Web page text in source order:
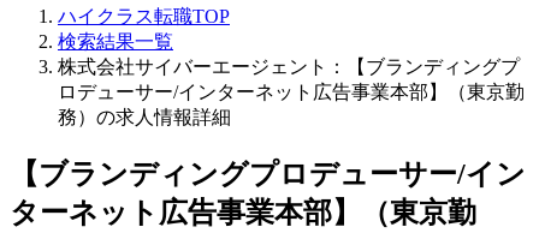
ハイクラス転職TOP
検索結果一覧
株式会社サイバーエージェント：【ブランディングプ
ロデューサー/インターネット広告事業本部】（東京勤
務）の求人情報詳細
【ブランディングプロデューサー/イン
ターネット広告事業本部】（東京勤